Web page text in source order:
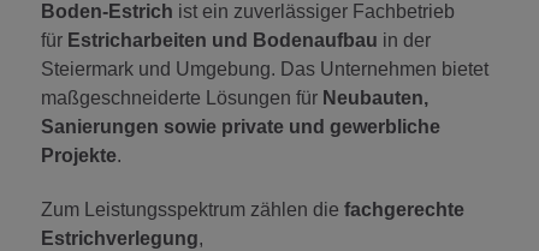
Boden-Estrich ist ein zuverlässiger Fachbetrieb
für Estricharbeiten und Bodenaufbau in der
Steiermark und Umgebung. Das Unternehmen bietet
maßgeschneiderte Lösungen für Neubauten,
Sanierungen sowie private und gewerbliche
Projekte.
Zum Leistungsspektrum zählen die fachgerechte
Estrichverlegung,